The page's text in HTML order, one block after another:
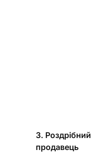
3. Роздрібний
продавець